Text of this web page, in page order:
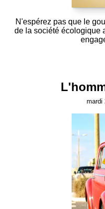
N'espérez pas que le
de la société écologique
mardi